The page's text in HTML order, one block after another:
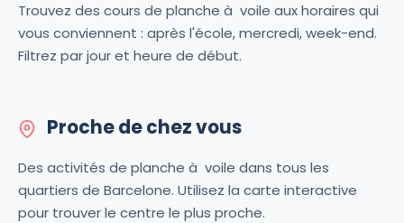
Trouvez des cours de planche à voile aux horaires qui
vous conviennent : après l'école, mercredi, week-end.
Filtrez par jour et heure de début.
Proche de chez vous
Des activités de planche à voile dans tous les
quartiers de Barcelone. Utilisez la carte interactive
pour trouver le centre le plus proche.